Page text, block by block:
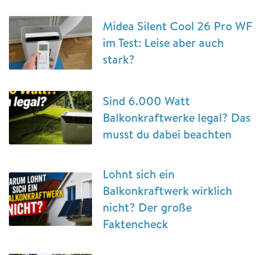
Midea Silent Cool 26 Pro WF
im Test: Leise aber auch
stark?
Sind 6.000 Watt
Balkonkraftwerke legal? Das
musst du dabei beachten
Lohnt sich ein
Balkonkraftwerk wirklich
nicht? Der große
Faktencheck